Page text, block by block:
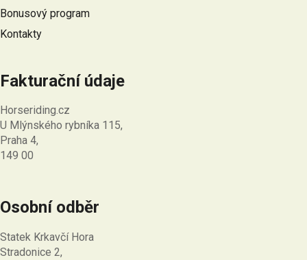
Bonusový program
Kontakty
Fakturační údaje
Horseriding.cz
U Mlýnského rybníka 115,
Praha 4,
149 00
Osobní odběr
Statek Krkavčí Hora
Stradonice 2,